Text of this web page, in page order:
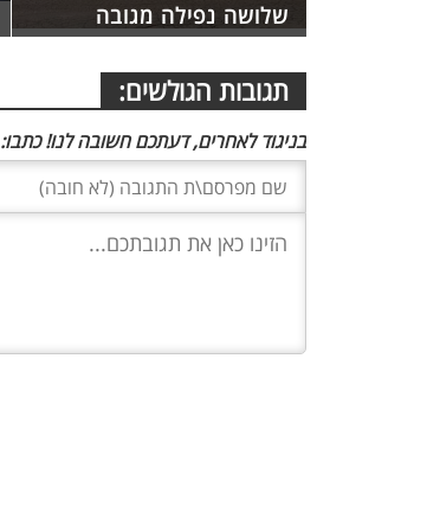
שלושה נפילה מגובה
תגובות הגולשים:
בניגוד לאחרים, דעתכם חשובה לנו! כתבו: